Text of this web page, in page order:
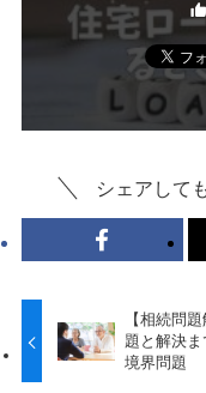
シェアして
【相続問
題と解決
境界問題